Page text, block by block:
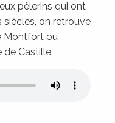
pèlerins qui ont
siècles, on retrouve
Montfort ou
Castille.